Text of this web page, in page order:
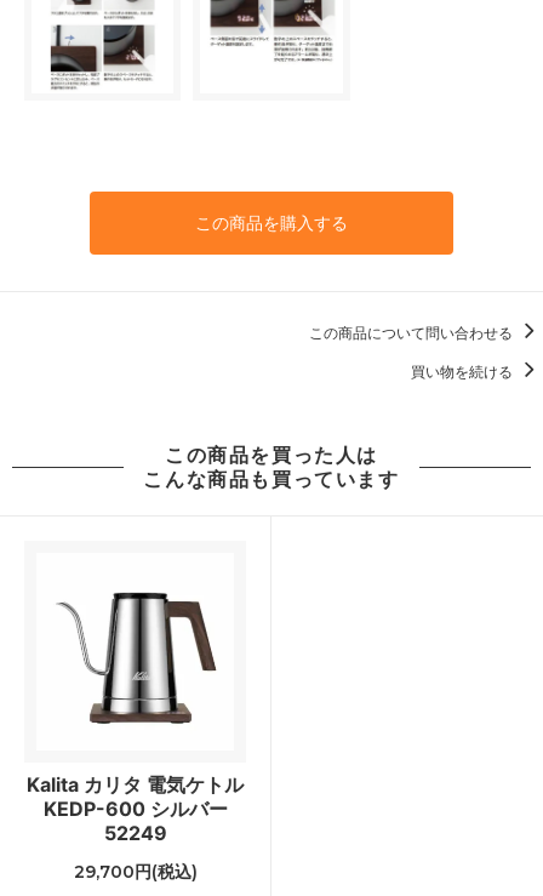
この商品を購入する
この商品について問い合わせる
買い物を続ける
この商品を買った人は
こんな商品も買っています
Kalita カリタ 電気ケトル
KEDP-600 シルバー
52249
29,700円(税込)